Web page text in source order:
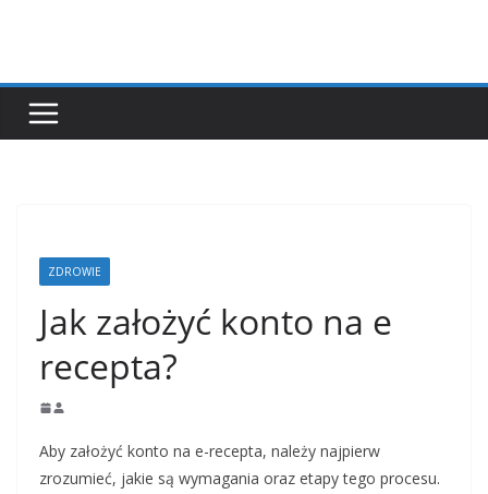
ZDROWIE
Jak założyć konto na e
recepta?
Aby założyć konto na e-recepta, należy najpierw
zrozumieć, jakie są wymagania oraz etapy tego procesu.